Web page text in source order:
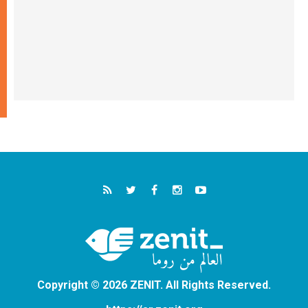
Copyright © 2026 ZENIT. All Rights Reserved.